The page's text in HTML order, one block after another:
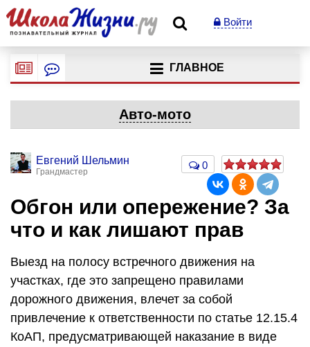
Войти
ГЛАВНОЕ
Авто-мото
Евгений Шельмин
Грандмастер
0
Обгон или опережение? За
что и как лишают прав
Выезд на полосу встречного движения на
участках, где это запрещено правилами
дорожного движения, влечет за собой
привлечение к ответственности по статье 12.15.4
КоАП, предусматривающей наказание в виде